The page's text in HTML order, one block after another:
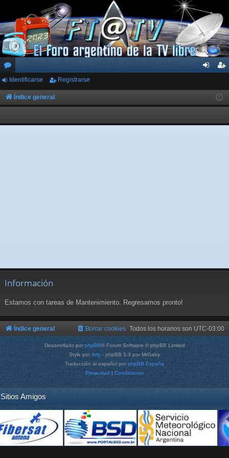
or
os
ar
ist
rs
Identificarse Registrarse
Índice general
Información
Estamos con tareas de Mantenimiento. Regresamos pronto!
Índice general Todos los horarios son UTC-03:00
Borrar cookies
Desarrollado por phpBB® Forum Software © phpBB Limited
Style por Arty - phpBB 3.3 por MrGaby
Traducción al español por phpBB España
Privacidad | Condiciones
Sitios Amigos